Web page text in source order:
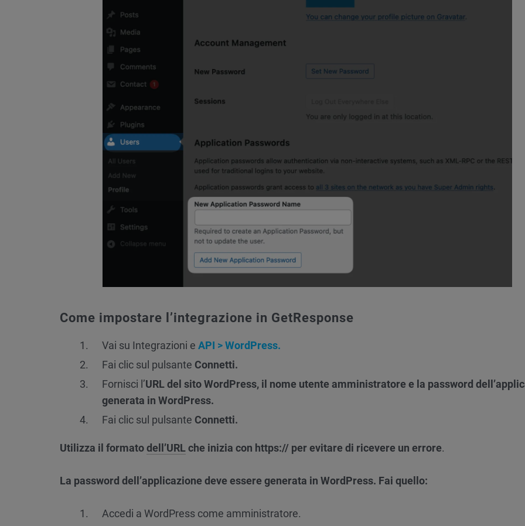
Come impostare l’integrazione in GetResponse
Vai su Integrazioni e API > WordPress.
Fai clic sul pulsante Connetti.
Fornisci l’URL del sito WordPress, il nome utente amministratore e la password
generata in WordPress.
Fai clic sul pulsante Connetti.
Utilizza il formatodell’URLche inizia con https:// per evitare di ricevere un errore.
La password dell’applicazione deve essere generata in WordPress. Fai quello:
Accedi a WordPress come amministratore.